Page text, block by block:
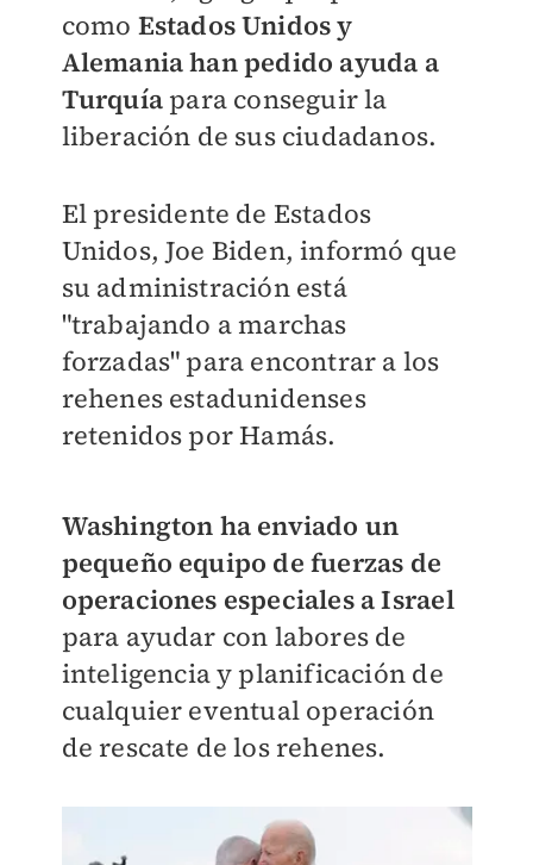
como Estados Unidos y
Alemania han pedido ayuda a
Turquía para conseguir la
liberación de sus ciudadanos.
El presidente de Estados
Unidos, Joe Biden, informó que
su administración está
"trabajando a marchas
forzadas" para encontrar a los
rehenes estadunidenses
retenidos por Hamás.
Washington ha enviado un
pequeño equipo de fuerzas de
operaciones especiales a Israel
para ayudar con labores de
inteligencia y planificación de
cualquier eventual operación
de rescate de los rehenes.